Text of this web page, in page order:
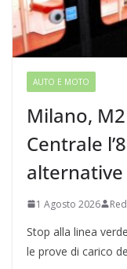
AUTO E MOTO
Milano,
Centrale
1 Agosto 2026
Stop alla linea
le prove di carico